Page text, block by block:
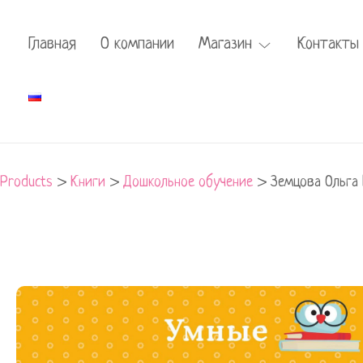
Главная О компании Магазин Контакты
Products > Книги > Дошкольное обучение > Земцова
Земцова
Ольга
Николаевна